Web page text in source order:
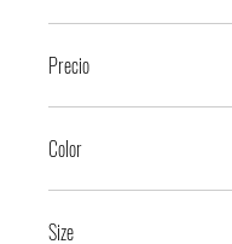
Precio
29 €
Color
Black
Size